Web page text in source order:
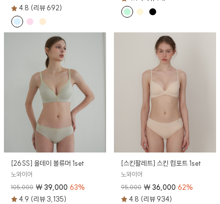
4.8 (리뷰 692)
[26SS] 올데이 볼류머 1set
노와이어
105,000 ₩39,000 63%
4.9 (리뷰 3,135)
[스킨팔레트] 스킨 컴포트 1set
노와이어
95,000 ₩36,000 62%
4.8 (리뷰 934)